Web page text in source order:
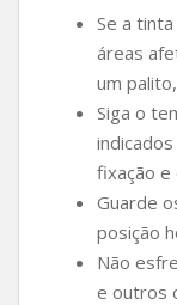
Se a
áreas
um
Siga o
fixação e
Guarde
posição
Não
e outros